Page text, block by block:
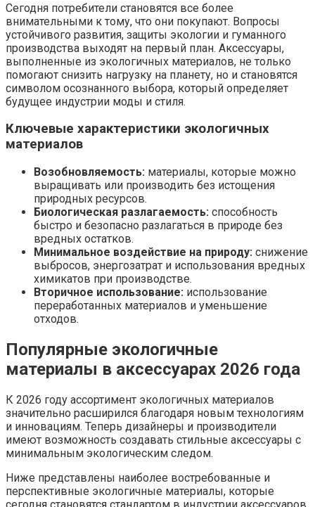
Сегодня потребители становятся все более
внимательными к тому, что они покупают. Вопросы
устойчивого развития, защиты экологии и гуманного
производства выходят на первый план. Аксессуары,
выполненные из экологичных материалов, не только
помогают снизить нагрузку на планету, но и становятся
символом осознанного выбора, который определяет
будущее индустрии моды и стиля.
Ключевые характеристики экологичных
материалов
Возобновляемость: материалы, которые можно
выращивать или производить без истощения
природных ресурсов.
Биологическая разлагаемость: способность
быстро и безопасно разлагаться в природе без
вредных остатков.
Минимальное воздействие на природу: снижение
выбросов, энергозатрат и использования вредных
химикатов при производстве.
Вторичное использование: использование
переработанных материалов и уменьшение
отходов.
Популярные экологичные
материалы в аксессуарах 2026 года
К 2026 году ассортимент экологичных материалов
значительно расширился благодаря новым технологиям
и инновациям. Теперь дизайнеры и производители
имеют возможность создавать стильные аксессуары с
минимальным экологическим следом.
Ниже представлены наиболее востребованные и
перспективные экологичные материалы, которые